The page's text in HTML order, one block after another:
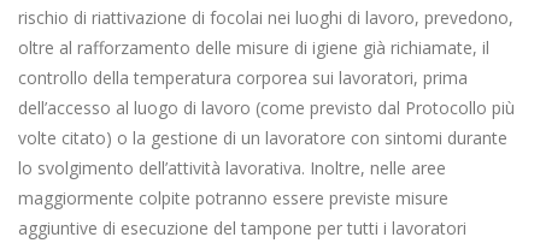
rischio di riattivazione di focolai nei luoghi di lavoro, prevedono,
oltre al rafforzamento delle misure di igiene già richiamate, il
controllo della temperatura corporea sui lavoratori, prima
dell’accesso al luogo di lavoro (come previsto dal Protocollo più
volte citato) o la gestione di un lavoratore con sintomi durante
lo svolgimento dell’attività lavorativa. Inoltre, nelle aree
maggiormente colpite potranno essere previste misure
aggiuntive di esecuzione del tampone per tutti i lavoratori